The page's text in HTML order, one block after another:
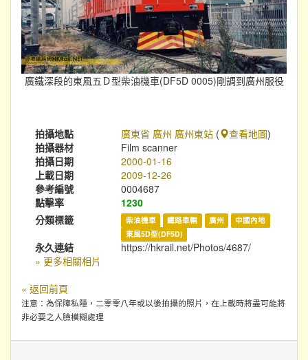
廣鐵深段的東風五Ｄ型柴油機車(DF5D 0005)剛調到廣州服役
拍攝地點 廣東省 廣州 廣州東站 ( 查看地圖)
拍攝器材
Film scanner
拍攝日期
2000-01-16
上載日期
2009-12-26
參考編號
0004687
點擊率
1230
分類標籤
柴油機車 鐵路車輛 廣州
中國內地
東風5D型(DF5D)
永久連結
https://hkrail.net/Photos/4687/
» 更多相關相片
« 返回前頁
注意：為保障私隱，二零零八年或以後拍攝的照片，在上載時將盡可能將
非必要之人臉模糊處理